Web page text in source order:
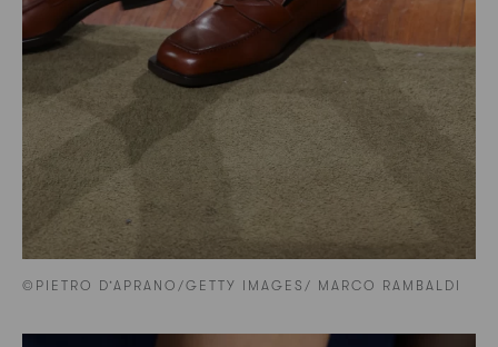
©PIETRO D’APRANO/GETTY IMAGES/ MARCO RAMBALDI